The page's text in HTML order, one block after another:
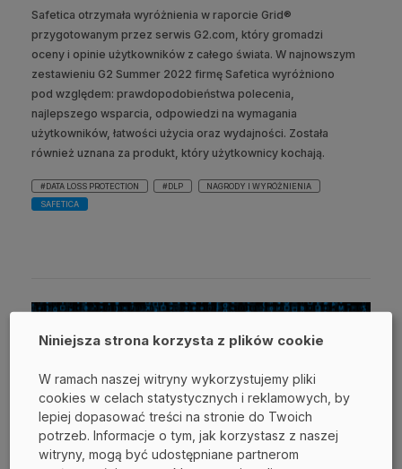
Safetica otrzymała wyróżnienia w raporcie Grid®
przygotowanym przez serwis G2.com, który gromadzi
oceny i opinie użytkowników z całego świata. W najnowszym
zestawieniu G2 Summer 2022 firmę Safetica wyróżniono
pod względem: prawdopodobieństwa polecenia,
najlepszego wsparcia, odpowiedzi na wymagania
użytkowników, łatwości użycia oraz wydajności. Została
również uznana za produkt, który użytkownicy kochają.
#DATA LOSS PROTECTION #DLP
NAGRODY I WYRÓŻNIENIA
SAFETICA
Niniejsza strona korzysta z plików cookie
W ramach naszej witryny wykorzystujemy pliki
cookies w celach statystycznych i reklamowych, by
lepiej dopasować treści na stronie do Twoich
potrzeb. Informacje o tym, jak korzystasz z naszej
witryny, mogą być udostępniane partnerom